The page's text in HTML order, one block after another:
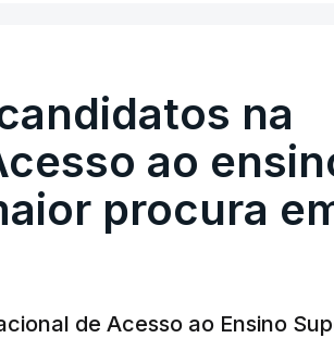
na
ao
procura
de Acesso ao Ensino